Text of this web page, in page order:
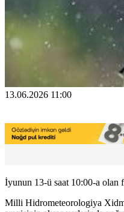
13.06.2026 11:00
İyunun 13-ü saat 10:00-a olan
Milli Hidrometeorologiya